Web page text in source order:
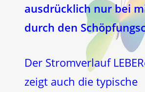
ausdrücklich nur bei
durch den
Der Stromverlauf
zeigt auch die typische